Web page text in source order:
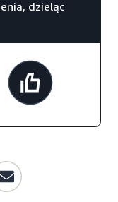
dzieląc